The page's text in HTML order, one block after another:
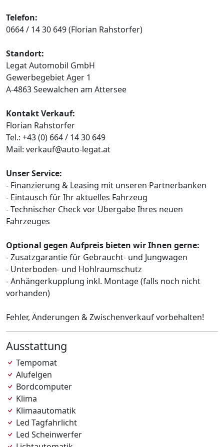
Telefon:
0664 / 14 30 649 (Florian Rahstorfer)
Standort:
Legat Automobil GmbH
Gewerbegebiet Ager 1
A-4863 Seewalchen am Attersee
Kontakt Verkauf:
Florian Rahstorfer
Tel.: +43 (0) 664 / 14 30 649
Mail: verkauf@auto-legat.at
Unser Service:
- Finanzierung & Leasing mit unseren Partnerbanken
- Eintausch für Ihr aktuelles Fahrzeug
- Technischer Check vor Übergabe Ihres neuen
Fahrzeuges
Optional gegen Aufpreis bieten wir Ihnen gerne:
- Zusatzgarantie für Gebraucht- und Jungwagen
- Unterboden- und Hohlraumschutz
- Anhängerkupplung inkl. Montage (falls noch nicht
vorhanden)
Fehler, Änderungen & Zwischenverkauf vorbehalten!
Ausstattung
Tempomat
Alufelgen
Bordcomputer
Klima
Klimaautomatik
Led Tagfahrlicht
Led Scheinwerfer